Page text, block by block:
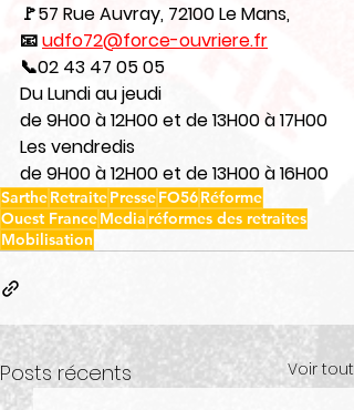
🚩57 Rue Auvray, 72100 Le Mans,
📧udfo72@force-ouvriere.fr
📞02 43 47 05 05
Du Lundi au jeudi
de 9H00 à 12H00 et de 13H00 à 17H00
Les vendredis
de 9H00 à 12H00 et de 13H00 à 16H00
SartheRetraitePresseFO56Réforme
Ouest FranceMedia réformes des retraites
Mobilisation
Posts récents Voir tout